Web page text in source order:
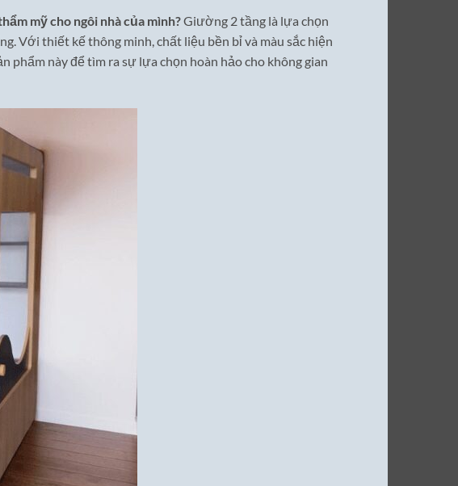
mỹ cho ngôi nhà của mình?Giường 2 tầng là lựa chọn
Với thiết kế thông minh, chất liệu bền bỉ và màu sắc hiện
phẩm này để tìm ra sự lựa chọn hoàn hảo cho không gian